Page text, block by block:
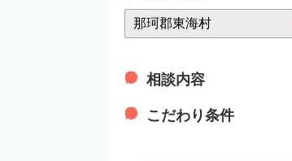
相談内容
こだわり条件